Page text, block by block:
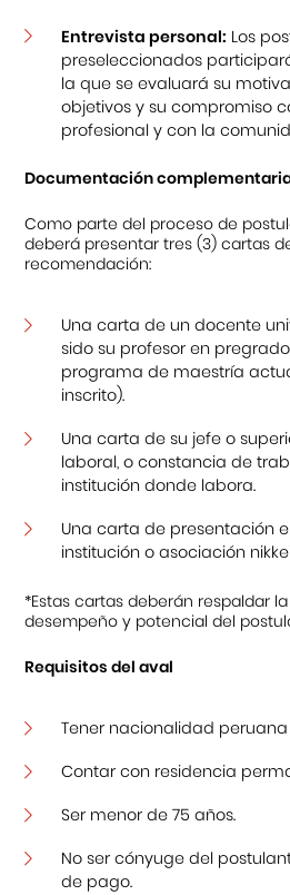
Entrevista personal: Los
preseleccionados
la que se evaluará su
objetivos y su compromiso
profesional y con la
Documentación
Como parte del proceso de
deberá presentar tres (3) cartas
recomendación:
Una carta de un docente
sido su profesor en
programa de maestría
inscrito).
Una carta de su jefe o
laboral, o constancia de
institución donde labora.
Una carta de presentación
institución o asociación
*Estas cartas deberán respaldar
desempeño y potencial del
Requisitos del aval
Tener nacionalidad peruana
Contar con residencia
Ser menor de 75 años.
No ser cónyuge del
de pago.